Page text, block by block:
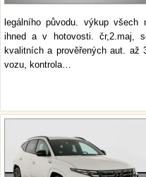
legálního původu. výkup
ihned a v hotovosti. čr,2.maj,
kvalitních a prověřených aut. až
vozu, kontrola…